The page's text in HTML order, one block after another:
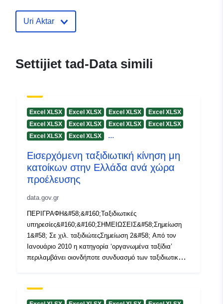
Aġġornat fuq data.europa.eu:
Identifikaturi:
84F81041-C8DB-4521-
903D-E4BC4356E235
c8db-4521-903d-e4bc4356e235
Drittijiet ta'
Perjodiċità tad-
Dovuti:
quarterly
Uri Aktar
Settijiet tad-Data simili
Excel XLSX Excel XLSX Excel XLSX
Excel XLSX
Excel XLSX
Excel XLSX Excel XLSX
Excel XLSX
Excel XLSX
Excel XLSX ...
Εισερχόμενη ταξιδιωτική κίνηση μη
κατοίκων στην Ελλάδα ανά χώρα
προέλευσης
data.gov.gr
ΠΕΡΙΓΡΑΦΗ&#58;&#160;Ταξιδιωτικές
υπηρεσίες&#160;&#160;ΣΗΜΕΙΩΣΕΙΣ&#58;Σημείωση
1&#58; Σε χιλ. ταξιδιώτεςΣημείωση 2&#58; Από τον
Ιανουάριο 2010 η κατηγορία ‘οργανωμένα ταξίδια’
περιλαμβάνει οιονδήποτε συνδυασμό των ταξιδιωτικών
Περιλαμβάνει επίσης και τα πακέτα
κρουαζιέρας.Σημείωση 3&#58; Στην κατηγορία